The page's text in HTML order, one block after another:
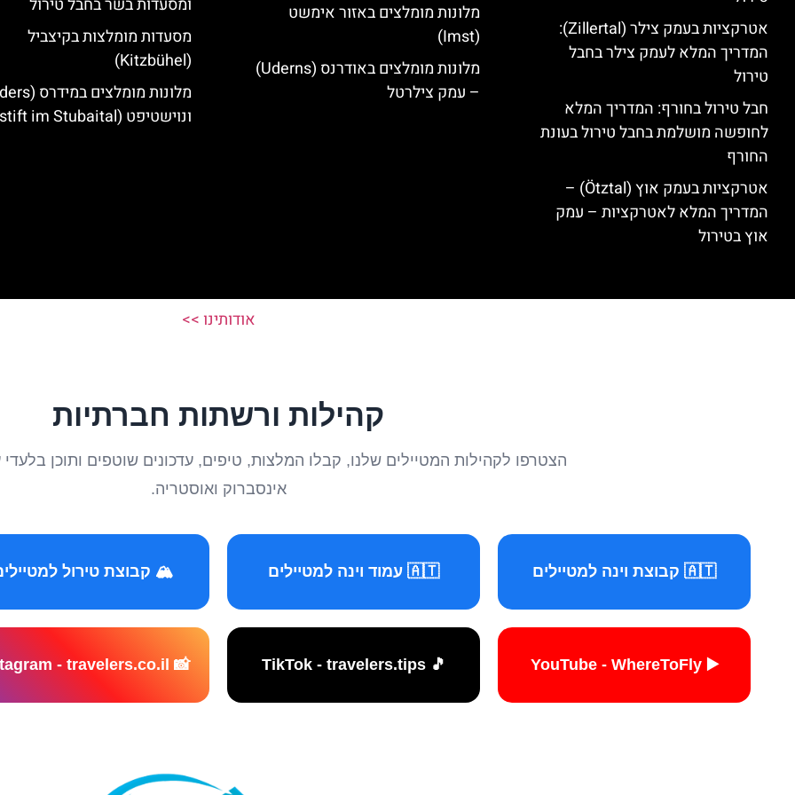
אטרקציות בעמק צילר (Zillertal):
המדריך המלא לעמק צילר בחבל
טירול
חבל טירול בחורף: המדריך המלא
לחופשה מושלמת בחבל טירול בעונת
החורף
אטרקציות בעמק אוץ (Ötztal) –
המדריך המלא לאטרקציות – עמק
אוץ בטירול
מלונות מומלצים באזור אימשט
(Imst)
מלונות מומלצים באודרנס (Uderns)
– עמק צילרטל
מסעדות מומלצות בקיצביל
(Kitzbühel)
ונוישטיפט (Neustift im Stubaital)
אודותינו >>
קהילות ורשתות חברתיות
הצטרפו לקהילות המטיילים שלנו, קבלו המלצות, טיפים, עדכונים שוטפים ותוכן בלעדי
אינסברוק ואוסטריה.
🇦🇹 קבוצת וינה למטיילים 🇦🇹 עמוד וינה למטיילים 🏔️ קבוצת טירול
▶️ YouTube - WhereToFly
🎵 TikTok - travelers.tips
📸 Instagram - travelers.co.il